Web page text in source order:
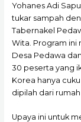
Yohanes Adi
tukar sampah
Tabernakel
Wita. Program ini
Desa Pedawa
30 peserta yang
Korea hanya
dipilah dari
Upaya ini untuk